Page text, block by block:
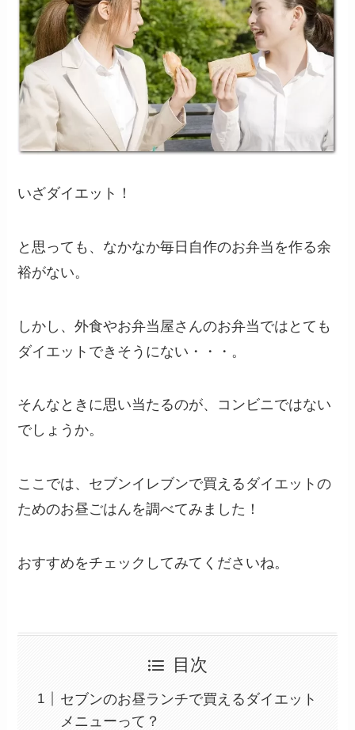
いざダイエット！
と思っても、なかなか毎日自作のお弁当を作る余
裕がない。
しかし、外食やお弁当屋さんのお弁当ではとても
ダイエットできそうにない・・・。
そんなときに思い当たるのが、コンビニではない
でしょうか。
ここでは、セブンイレブンで買えるダイエットの
ためのお昼ごはんを調べてみました！
おすすめをチェックしてみてくださいね。
目次
セブンのお昼ランチで買えるダイエット
メニューって？